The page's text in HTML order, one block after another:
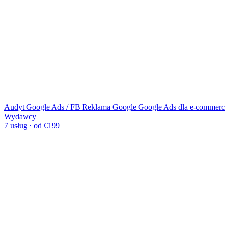
Audyt Google Ads / FB Reklama Google Google Ads dla e-
Wydawcy
7 usług · od €199